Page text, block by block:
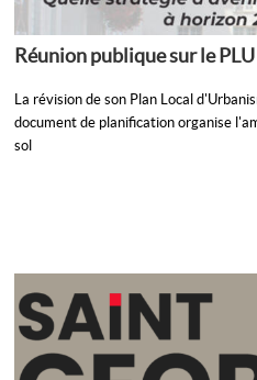
Réunion publique sur le PLU
La révision de son Plan Local
document de planification organise
sol